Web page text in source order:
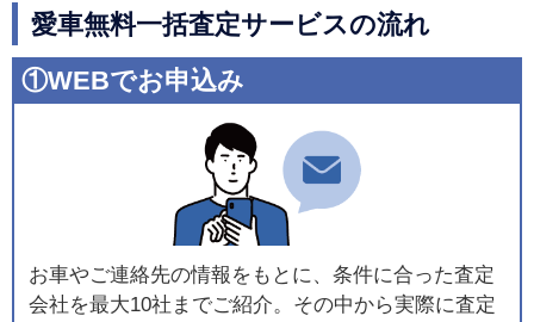
愛車無料一括査定サービスの流れ
①WEBでお申込み
お車やご連絡先の情報をもとに、条件に合った査定
会社を最大10社までご紹介。その中から実際に査定